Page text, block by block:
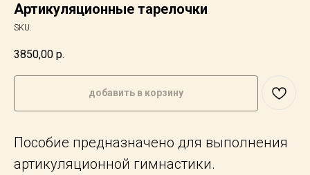
Артикуляционные тарелочки
SKU:
3850,00 р.
добавить в корзину
Пособие предназначено для выполнения
артикуляционной гимнастики.